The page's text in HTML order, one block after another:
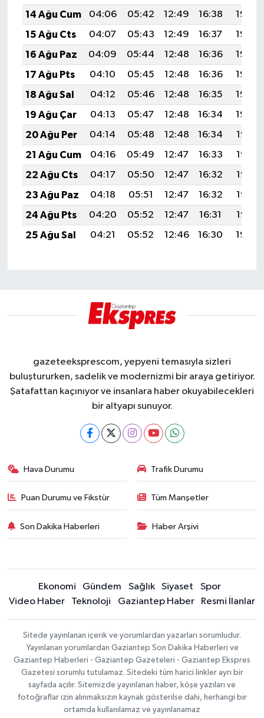
14 Ağu Cum
04:06 05:42 12:49 16:38
19:46
15 Ağu Cts
04:07 05:43 12:49 16:37
19:44
16 Ağu Paz
04:09 05:44 12:48 16:36
19:43
17 Ağu Pts
04:10 05:45 12:48 16:36
19:42
18 Ağu Sal
04:12 05:46 12:48 16:35
19:40
19 Ağu Çar
04:13 05:47 12:48 16:34
19:39
20 Ağu Per
04:14 05:48 12:48 16:34
19:37
21 Ağu Cum
04:16 05:49 12:47 16:33
19:36
22 Ağu Cts
04:17 05:50 12:47 16:32
19:35
23 Ağu Paz
04:18 05:51 12:47 16:32
19:33
24 Ağu Pts
04:20 05:52 12:47 16:31
19:32
25 Ağu Sal
04:21 05:52 12:46 16:30 19:30
gazeteeksprescom, yepyeni temasıyla sizleri
buluştururken, sadelik ve modernizmi bir araya getiriyor.
Şatafattan kaçınıyor ve insanlara haber okuyabilecekleri
bir altyapı sunuyor.
Hava Durumu Trafik Durumu
Puan Durumu ve Fikstür Tüm Manşetler
Son Dakika Haberleri Haber Arşivi
Ekonomi Gündem Sağlık Siyaset
Spor
Video Haber
Teknoloji Gaziantep Haber Resmi İlanlar
Sitede yayınlanan içerik ve yorumlardan yazarları sorumludur.
Yayınlanan yorumlardan Gaziantep Son Dakika Haberleri ve
Gaziantep Haberleri - Gaziantep Gazeteleri - Gaziantep Ekspres
Gazetesi sorumlu tutulamaz. Sitedeki tüm harici linkler ayrı bir
sayfada açılır. Sitemizde yayınlanan haber, köşe yazıları ve
fotoğraflar izin alınmaksızın kaynak gösterilse dahi, herhangi bir
ortamda kullanılamaz ve yayınlanamaz